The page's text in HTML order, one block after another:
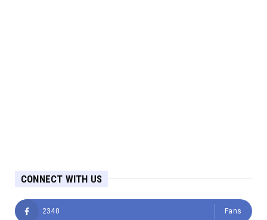
CONNECT WITH US
2340 Fans